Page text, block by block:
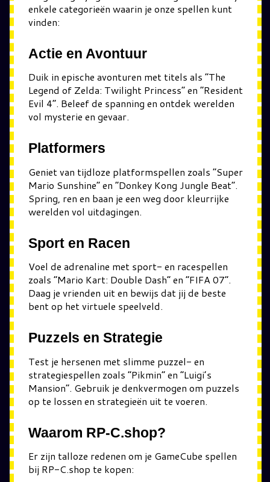
enkele categorieën waarin je onze spellen kunt
vinden:
Actie en Avontuur
Duik in epische avonturen met titels als “The
Legend of Zelda: Twilight Princess” en “Resident
Evil 4”. Beleef de spanning en ontdek werelden
vol mysterie en gevaar.
Platformers
Geniet van tijdloze platformspellen zoals “Super
Mario Sunshine” en “Donkey Kong Jungle Beat”.
Spring, ren en baan je een weg door kleurrijke
werelden vol uitdagingen.
Sport en Racen
Voel de adrenaline met sport- en racespellen
zoals “Mario Kart: Double Dash” en “FIFA 07”.
Daag je vrienden uit en bewijs dat jij de beste
bent op het virtuele speelveld.
Puzzels en Strategie
Test je hersenen met slimme puzzel- en
strategiespellen zoals “Pikmin” en “Luigi’s
Mansion”. Gebruik je denkvermogen om puzzels
op te lossen en strategieën uit te voeren.
Waarom RP-C.shop?
Er zijn talloze redenen om je GameCube spellen
bij RP-C.shop te kopen: